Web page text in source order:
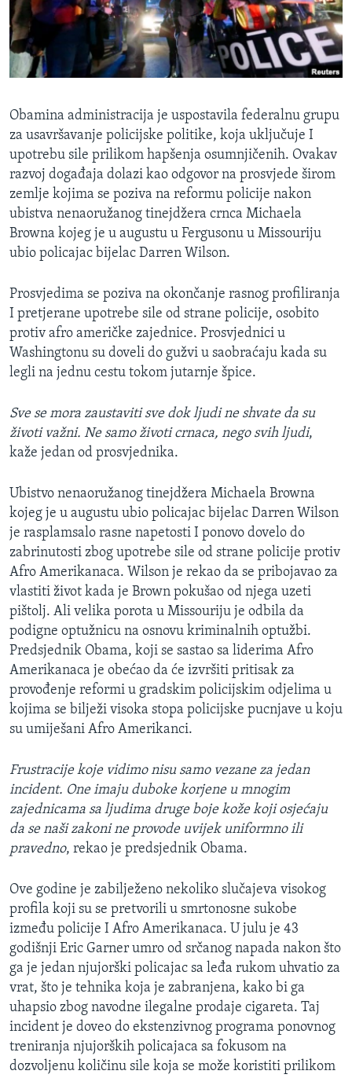
MAGAZIN
O GLASU AMERIKE
PRATITE NAS
Jezici
Obamina administracija je uspostavila federalnu grupu
za usavršavanje policijske politike, koja uključuje I
upotrebu sile prilikom hapšenja osumnjičenih. Ovakav
razvoj događaja dolazi kao odgovor na prosvjede širom
zemlje kojima se poziva na reformu policije nakon
ubistva nenaoružanog tinejdžera crnca Michaela
Browna kojeg je u augustu u Fergusonu u Missouriju
ubio policajac bijelac Darren Wilson.
Prosvjedima se poziva na okončanje rasnog profiliranja
I pretjerane upotrebe sile od strane policije, osobito
protiv afro američke zajednice. Prosvjednici u
Washingtonu su doveli do gužvi u saobraćaju kada su
legli na jednu cestu tokom jutarnje špice.
Sve se mora zaustaviti sve dok ljudi ne shvate da su
životi važni. Ne samo životi crnaca, nego svih ljudi,
kaže jedan od prosvjednika.
Ubistvo nenaoružanog tinejdžera Michaela Browna
kojeg je u augustu ubio policajac bijelac Darren Wilson
je rasplamsalo rasne napetosti I ponovo dovelo do
zabrinutosti zbog upotrebe sile od strane policije protiv
Afro Amerikanaca. Wilson je rekao da se pribojavao za
vlastiti život kada je Brown pokušao od njega uzeti
pištolj. Ali velika porota u Missouriju je odbila da
podigne optužnicu na osnovu kriminalnih optužbi.
Predsjednik Obama, koji se sastao sa liderima Afro
Amerikanaca je obećao da će izvršiti pritisak za
provođenje reformi u gradskim policijskim odjelima u
kojima se bilježi visoka stopa policijske pucnjave u koju
su umiješani Afro Amerikanci.
Frustracije koje vidimo nisu samo vezane za jedan
incident. One imaju duboke korjene u mnogim
zajednicama sa ljudima druge boje kože koji osjećaju
da se naši zakoni ne provode uvijek uniformno ili
pravedno, rekao je predsjednik Obama.
Ove godine je zabilježeno nekoliko slučajeva visokog
profila koji su se pretvorili u smrtonosne sukobe
između policije I Afro Amerikanaca. U julu je 43
godišnji Eric Garner umro od srčanog napada nakon što
ga je jedan njujorški policajac sa leđa rukom uhvatio za
vrat, što je tehnika koja je zabranjena, kako bi ga
uhapsio zbog navodne ilegalne prodaje cigareta. Taj
incident je doveo do ekstenzivnog programa ponovnog
treniranja njujorških policajaca sa fokusom na
dozvoljenu količinu sile koja se može koristiti prilikom